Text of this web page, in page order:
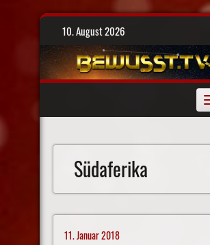
Skip
10. August 2026
Südaferika
11. Januar 2018